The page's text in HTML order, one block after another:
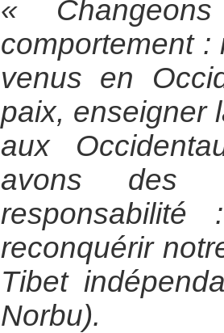
«
comportement
venus en
paix, enseigner
aux
avons des
reconquérir
Tibet
Norbu).